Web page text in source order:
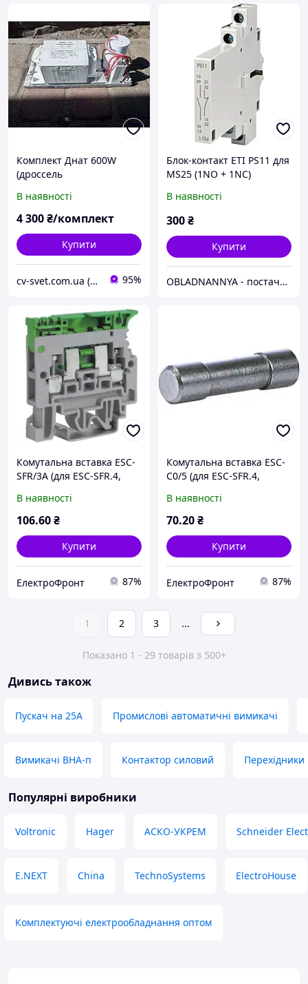
Комплект Днат 600W
(дроссель
без лампы) Балласт 600
ватт
В наявності
4 300₴/комплект
Купити
cv-svet.com.ua (наложек немає, питання у Viber) 95%
Блок-контакт ETI PS11 для
MS25 (1NO + 1NC)
В наявності
300₴
Купити
OBLADNANNYA - постачальник електротехнічного обладнання та систем автоматизації
Комутальна вставка ESC-
SFR/3A (для ESC-SFR.4,
В наявності
106.60₴
Купити
ЕлектроФронт 87%
Комутальна вставка ESC-
C0/5 (для ESC-SFR.4,
мм)
В наявності
70.20₴
Купити
ЕлектроФронт 87%
1 2 3 ...
Показано 1 - 29 товарів з 500+
Дивись також
Пускач на 25А Промислові автоматичні вимикачі
Вимикачі ВНА-п Контактор силовий
Популярні виробники
Voltronic Hager АСКО-УКРЕМ Schneider
E.NEXT China TechnoSystems ElectroHouse
Комплектуючі електрообладнання оптом